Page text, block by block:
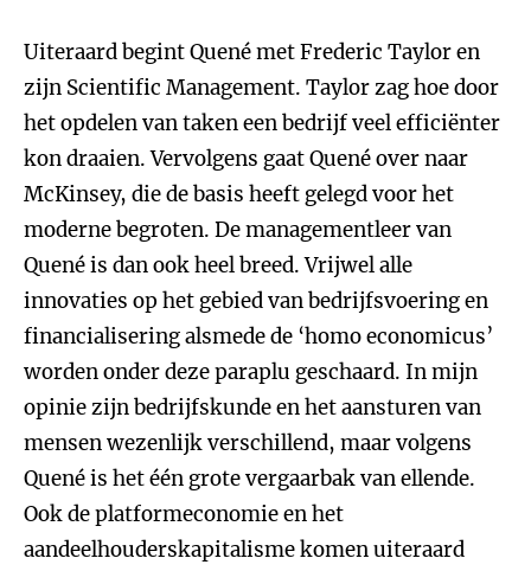
Uiteraard begint Quené met Frederic Taylor en
zijn Scientific Management. Taylor zag hoe door
het opdelen van taken een bedrijf veel efficiënter
kon draaien. Vervolgens gaat Quené over naar
McKinsey, die de basis heeft gelegd voor het
moderne begroten. De managementleer van
Quené is dan ook heel breed. Vrijwel alle
innovaties op het gebied van bedrijfsvoering en
financialisering alsmede de ‘homo economicus’
worden onder deze paraplu geschaard. In mijn
opinie zijn bedrijfskunde en het aansturen van
mensen wezenlijk verschillend, maar volgens
Quené is het één grote vergaarbak van ellende.
Ook de platformeconomie en het
aandeelhouderskapitalisme komen uiteraard